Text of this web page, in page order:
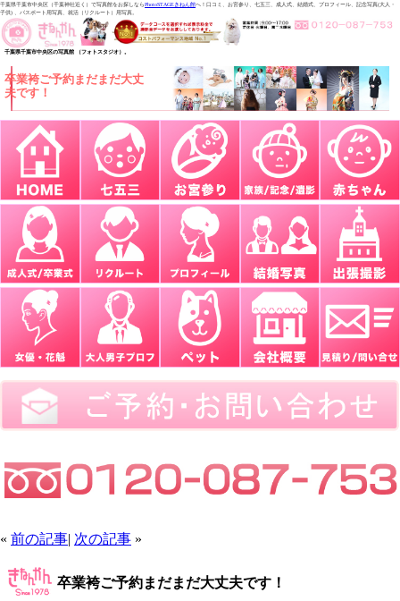
千葉県千葉市中央区（千葉神社近く）で写真館をお探しならPhotoSTAGEきねん館へ！口コミ、お宮参り、七五三、成人式、結婚式、プロフィール、記念写真(大人・
子供) 、パスポート用写真、就活（リクルート）用写真。
千葉県千葉市中央区の写真館 （フォトスタジオ）。
卒業袴ご予約まだまだ大丈
夫です！
« 前の記事| 次の記事 »
卒業袴ご予約まだまだ大丈夫です！